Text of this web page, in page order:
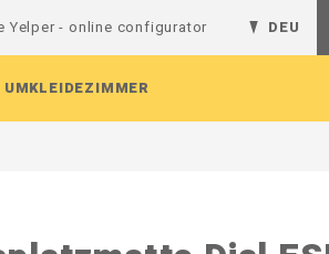
DEU
Yelper - online configurator
UMKLEIDEZIMMER